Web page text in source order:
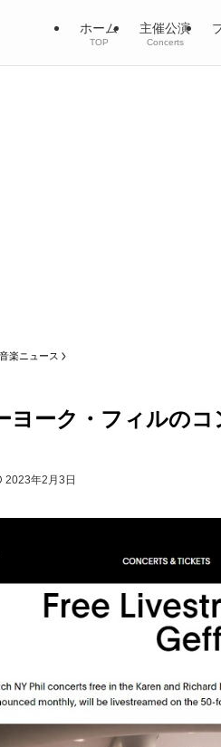
ホーム
TOP
主催公演
Concerts
楽ニュース
ヨーク・フィルの
2023年2月3日